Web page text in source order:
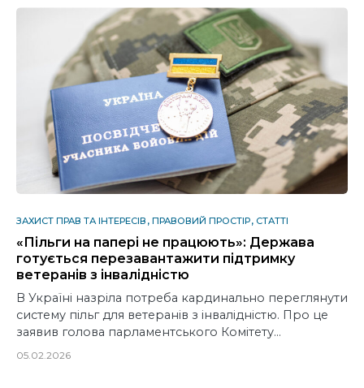
ЗАХИСТ ПРАВ ТА ІНТЕРЕСІВ ПРАВОВИЙ ПРОСТІР СТАТТІ
«Пільги на папері не працюють»: Держава
готується перезавантажити підтримку
ветеранів з інвалідністю
В Україні назріла потреба кардинально переглянути
систему пільг для ветеранів з інвалідністю. Про це
заявив голова парламентського Комітету…
05.02.2026